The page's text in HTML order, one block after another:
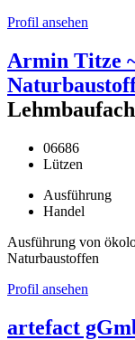
Profil ansehen
Armin Titze
06686
Lützen
Ausführung
Handel
Ausführung von
Naturbaustoffen
Profil ansehen
artefact